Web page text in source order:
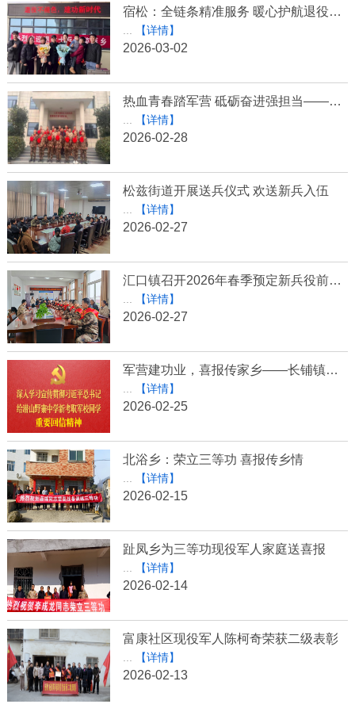
宿松：全链条精准服务 暖心护航退役士兵返乡路
【详情】
2026-03-02
热血青春踏军营 砥砺奋进强担当——佐坝镇召开2026年上半年应征青年役前教育动员大会
【详情】
2026-02-28
松兹街道开展送兵仪式 欢送新兵入伍
【详情】
2026-02-27
汇口镇召开2026年春季预定新兵役前教育欢送会
【详情】
2026-02-27
军营建功业，喜报传家乡——长铺镇为“四有”优秀士兵送喜报
【详情】
2026-02-25
北浴乡：荣立三等功 喜报传乡情
【详情】
2026-02-15
趾凤乡为三等功现役军人家庭送喜报
【详情】
2026-02-14
富康社区现役军人陈柯奇荣获二级表彰
【详情】
2026-02-13